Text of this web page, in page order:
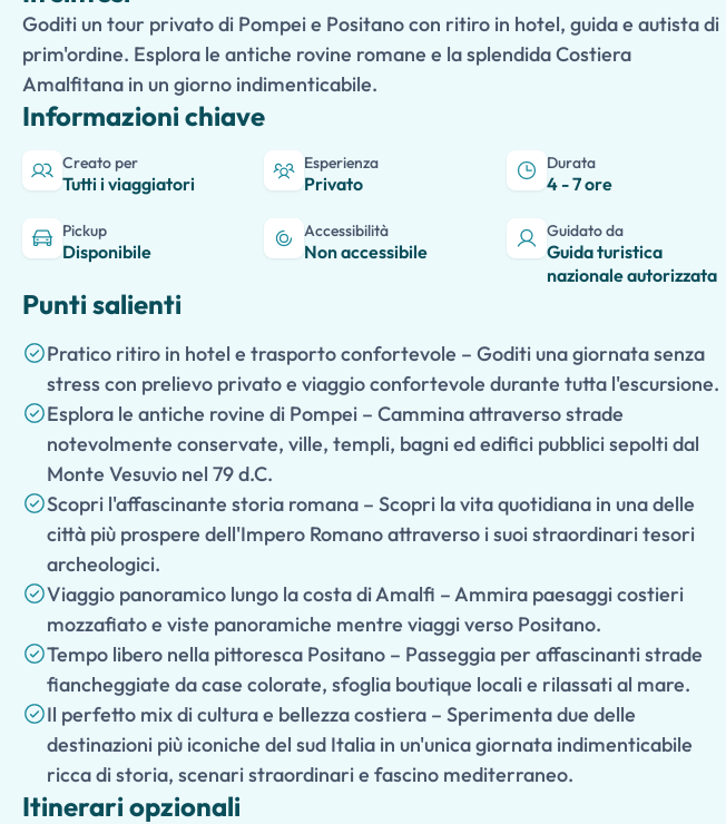
Goditi un tour privato di Pompei e Positano con ritiro in hotel, guida e autista di
prim'ordine. Esplora le antiche rovine romane e la splendida Costiera
Amalfitana in un giorno indimenticabile.
Informazioni chiave
Creato per
Tutti i viaggiatori
Esperienza
Privato
Durata
4 - 7 ore
Pickup
Disponibile
Accessibilità
Non accessibile
Guidato da
Guida turistica
nazionale autorizzata
Punti salienti
Pratico ritiro in hotel e trasporto confortevole – Goditi una giornata senza
stress con prelievo privato e viaggio confortevole durante tutta l'escursione.
Esplora le antiche rovine di Pompei – Cammina attraverso strade
notevolmente conservate, ville, templi, bagni ed edifici pubblici sepolti dal
Monte Vesuvio nel 79 d.C.
Scopri l'affascinante storia romana – Scopri la vita quotidiana in una delle
città più prospere dell'Impero Romano attraverso i suoi straordinari tesori
archeologici.
Viaggio panoramico lungo la costa di Amalfi – Ammira paesaggi costieri
mozzafiato e viste panoramiche mentre viaggi verso Positano.
Tempo libero nella pittoresca Positano – Passeggia per affascinanti strade
fiancheggiate da case colorate, sfoglia boutique locali e rilassati al mare.
Il perfetto mix di cultura e bellezza costiera – Sperimenta due delle
destinazioni più iconiche del sud Italia in un'unica giornata indimenticabile
ricca di storia, scenari straordinari e fascino mediterraneo.
Itinerari opzionali